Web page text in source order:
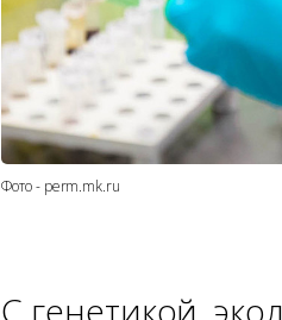
Фото - perm.mk.ru
С генетикой,